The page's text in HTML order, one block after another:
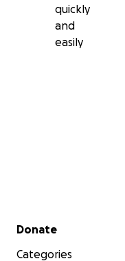
quickly
and
easily
Secondary menu
Donate
Categories